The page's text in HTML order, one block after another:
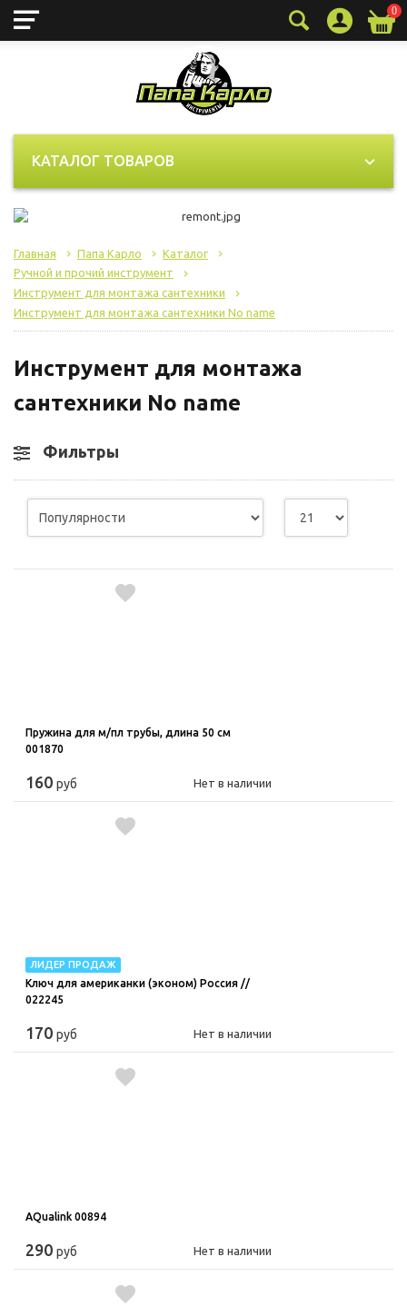
0
КАТАЛОГ ТОВАРОВ
Главная Папа Карло
Каталог
Ручной и прочий инструмент
Инструмент для монтажа сантехники
Инструмент для монтажа сантехники No name
Инструмент для монтажа
сантехники No name
Фильтры
Пружина для м/пл трубы, длина 50 см
001870
160 руб Нет в наличии
ЛИДЕР ПРОДАЖ
Ключ для американки (эконом) Россия //
022245
170 руб Нет в наличии
AQualink 00894
290 руб Нет в наличии